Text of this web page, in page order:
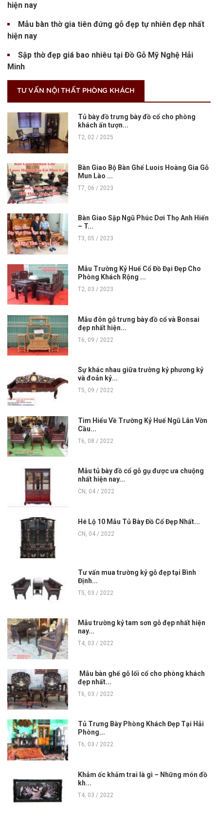
hiện nay
Mẫu bàn thờ gia tiên đứng gỗ đẹp tự nhiên đẹp nhất
hiện nay
Sập thờ đẹp giá bao nhiêu tại Đồ Gỗ Mỹ Nghệ Hải
Minh
TƯ VẤN NỘI THẤT PHÒNG KHÁCH
Tủ bày đồ trưng bày đồ cổ cho phòng
khách ấn tượn...
T2, 02 / 2025
Bàn Giao Bộ Bàn Ghế Luois Hoàng Gia Gỗ
Mun Lào ...
T7, 06 / 2023
Bàn Giao Sập Ngũ Phúc Dơi Thọ Anh Hiến
– T...
T3, 05 / 2023
Mẫu Trường Kỷ Huế Cổ Đồ Đại Đẹp Cho
Phòng Khách Rộng ...
T2, 03 / 2023
Mẫu đôn gỗ trưng bày đồ cổ và Bonsai
đẹp nhất hiện...
T6, 09 / 2022
Sự khác nhau giữa trường kỷ phương kỷ
và đoản kỷ...
T5, 09 / 2022
Tìm Hiểu Về Trường Kỷ Huế Ngũ Lân Vờn
Cầu...
T6, 08 / 2022
Mẫu tủ bày đồ cổ gỗ gụ được ưa chuộng
nhất hiện nay...
CN, 04 / 2022
Hé Lộ 10 Mẫu Tủ Bày Đồ Cổ Đẹp Nhất...
CN, 04 / 2022
Tư vấn mua trường kỷ gỗ đẹp tại Bình
Định...
T5, 03 / 2022
Mẫu trường kỷ tam sơn gỗ đẹp nhất hiện
nay...
T4, 03 / 2022
Mẫu bàn ghế gỗ lối cổ cho phòng khách
đẹp nhất...
T6, 03 / 2022
Tủ Trưng Bày Phòng Khách Đẹp Tại Hải
Phòng...
T6, 03 / 2022
Khảm ốc khảm trai là gì – Những món đồ
kh...
T4, 03 / 2022